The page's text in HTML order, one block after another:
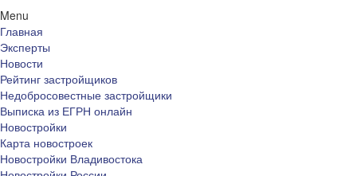
Menu
Главная
Эксперты
Новости
Рейтинг застройщиков
Недобросовестные застройщики
Выписка из ЕГРН онлайн
Новостройки
Карта новостроек
Новостройки Владивостока